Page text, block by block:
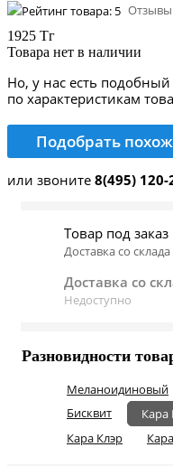
Отзывы
1925 Тг
Товара нет в наличии
Но, у нас есть подобный
по характеристикам
Подобрать
или звоните 8(495) 120-
Товар под заказ
Доставка со
Доставка со
Недоступно
Разновидности
Меланоидиновый
Бисквит
Кара Клэр